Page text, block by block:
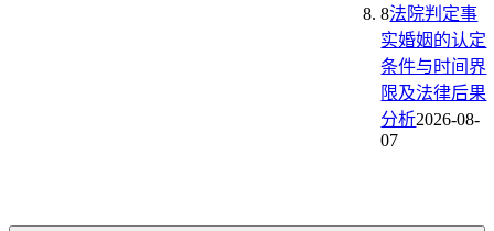
8法院判定事
实婚姻的认定
条件与时间界
限及法律后果
分析2026-08-
07